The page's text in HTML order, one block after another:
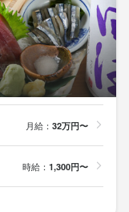
月給： 32万円〜
時給： 1,300円〜
SNSでの発信、店内
きるのも、この仕
を中心に女性スタッ
ったりの環境で
、お店の運営に関わ
え、経営視点のス
からのスタート。
ャリアを築いた先
ャンスにつながり
キャリアを築いた先
ャンスにつながり
SNSでの発信、店内
できるのも、この仕
を中心に女性スタッ
からのスタート。
キャリアを築いた先
チャンスにつながり
での発信、店内
きるのも、この仕